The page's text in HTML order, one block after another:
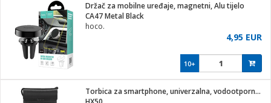
/ Zdravlje
Držač za mobilne uređaje, magnetni, Alu tijelo
CA47 Metal Black
hoco.
4,95 EUR
10+
Torbica za smartphone, univerzalna, vodootporna, IPx8